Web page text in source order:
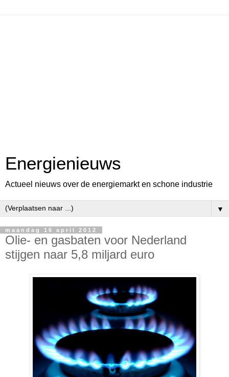
Energienieuws
Actueel nieuws over de energiemarkt en schone industrie
▼
maandag 16 april 2012
Olie- en gasbaten voor Nederland
stijgen naar 5,8 miljard euro